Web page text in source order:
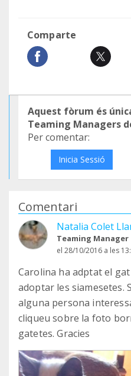
Comparte
Aquest fòrum és
Teaming Managers
Per comentar:
Inicia Sessió
Comentari
Natalia Colet
Teaming Manager
el 28/10/2016 a les
Carolina ha adptat el
adoptar les siamesetes.
alguna persona
cliqueu sobre la foto
gatetes. Gracies